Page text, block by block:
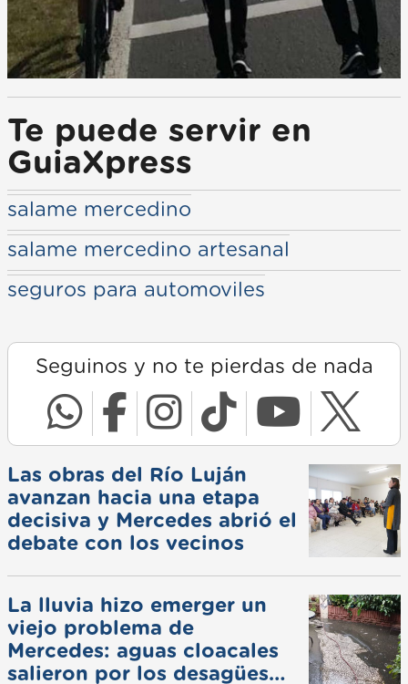
Te puede servir en
GuiaXpress
salame mercedino
salame mercedino artesanal
seguros para automoviles
Seguinos y no te pierdas de nada
Las obras del Río Luján
avanzan hacia una etapa
decisiva y Mercedes abrió el
debate con los vecinos
La lluvia hizo emerger un
viejo problema de
Mercedes: aguas cloacales
salieron por los desagües